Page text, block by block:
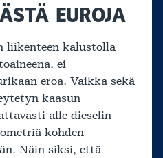
EUROJA
liikenteen kalustolla
ei
eroa. Vaikka sekä
kaasun
alle dieselin
kohden
Näin siksi, että